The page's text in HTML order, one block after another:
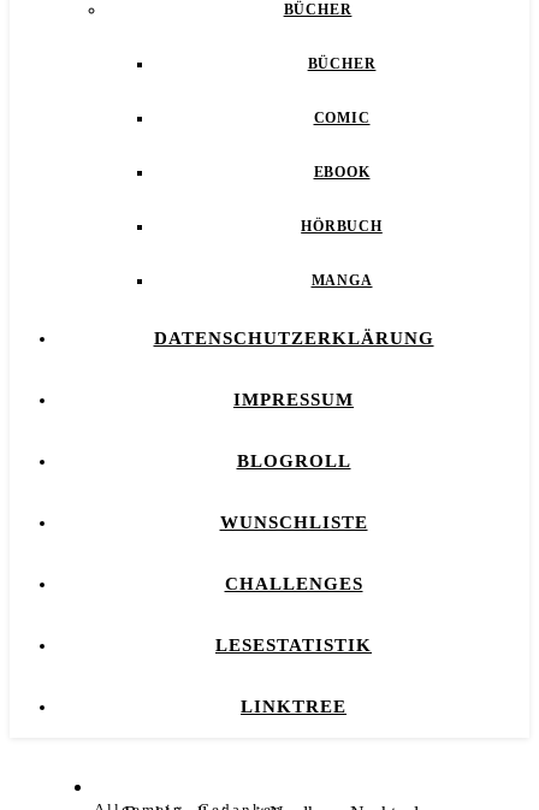
BÜCHER
BÜCHER
COMIC
EBOOK
HÖRBUCH
MANGA
DATENSCHUTZERKLÄRUNG
IMPRESSUM
BLOGROLL
WUNSCHLISTE
CHALLENGES
LESESTATISTIK
LINKTREE